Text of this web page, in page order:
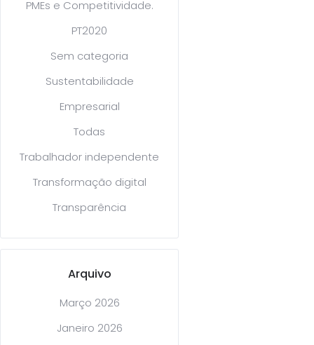
PMEs e Competitividade.
PT2020
Sem categoria
Sustentabilidade
Empresarial
Todas
Trabalhador independente
Transformação digital
Transparência
Arquivo
Março 2026
Janeiro 2026